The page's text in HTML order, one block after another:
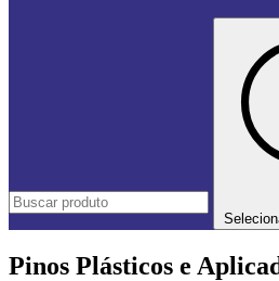
Pinos Plásticos e